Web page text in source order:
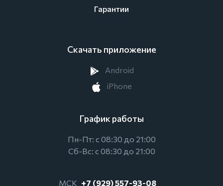
Гарантии
Скачать приложение
Android
iPhone
График работы
Пн-Пт: с 08:30 до 21:00
Сб-Вс: с 08:30 до 21:00
МСК +7 (929) 557-93-08